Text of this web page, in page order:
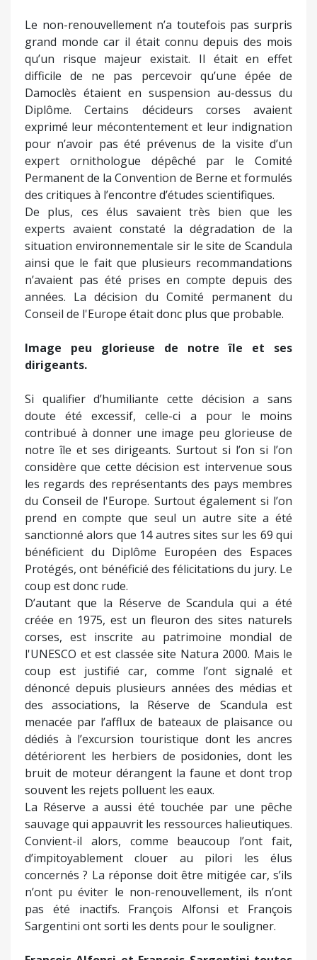
Le non-renouvellement n’a toutefois pas surpris
grand monde car il était connu depuis des mois
qu’un risque majeur existait. Il était en effet
difficile de ne pas percevoir qu’une épée de
Damoclès étaient en suspension au-dessus du
Diplôme. Certains décideurs corses avaient
exprimé leur mécontentement et leur indignation
pour n’avoir pas été prévenus de la visite d’un
expert ornithologue dépêché par le Comité
Permanent de la Convention de Berne et formulés
des critiques à l’encontre d’études scientifiques.
De plus, ces élus savaient très bien que les
experts avaient constaté la dégradation de la
situation environnementale sir le site de Scandula
ainsi que le fait que plusieurs recommandations
n’avaient pas été prises en compte depuis des
années. La décision du Comité permanent du
Conseil de l'Europe était donc plus que probable.
Image peu glorieuse de notre île et ses
dirigeants.
Si qualifier d’humiliante cette décision a sans
doute été excessif, celle-ci a pour le moins
contribué à donner une image peu glorieuse de
notre île et ses dirigeants. Surtout si l’on si l’on
considère que cette décision est intervenue sous
les regards des représentants des pays membres
du Conseil de l'Europe. Surtout également si l’on
prend en compte que seul un autre site a été
sanctionné alors que 14 autres sites sur les 69 qui
bénéficient du Diplôme Européen des Espaces
Protégés, ont bénéficié des félicitations du jury. Le
coup est donc rude.
D’autant que la Réserve de Scandula qui a été
créée en 1975, est un fleuron des sites naturels
corses, est inscrite au patrimoine mondial de
l'UNESCO et est classée site Natura 2000. Mais le
coup est justifié car, comme l’ont signalé et
dénoncé depuis plusieurs années des médias et
des associations, la Réserve de Scandula est
menacée par l’afflux de bateaux de plaisance ou
dédiés à l’excursion touristique dont les ancres
détériorent les herbiers de posidonies, dont les
bruit de moteur dérangent la faune et dont trop
souvent les rejets polluent les eaux.
La Réserve a aussi été touchée par une pêche
sauvage qui appauvrit les ressources halieutiques.
Convient-il alors, comme beaucoup l’ont fait,
d’impitoyablement clouer au pilori les élus
concernés ? La réponse doit être mitigée car, s’ils
n’ont pu éviter le non-renouvellement, ils n’ont
pas été inactifs. François Alfonsi et François
Sargentini ont sorti les dents pour le souligner.